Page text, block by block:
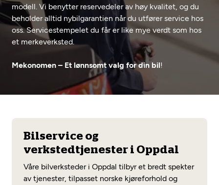
Diagnose/Feilsøking
Se alle (52) tjenester her
Mekonomen Bilkonto
Les mer
Mekonomen Fleet
Fritt verkstedvalg
Lønnsomt valg
Nybilgaranti og fabrikkgaranti
Opprett en konto
modell. Vi benytter reservedeler av høy kvalitet, og du
beholder alltid nybilgarantien når du utfører service hos
oss. Servicestempelet du får er like mye verdt som hos
et merkeverksted.
Mekonomen – Et lønnsomt valg for din bil!
Bilservice og
verkstedtjenester i Oppdal
Våre bilverksteder i Oppdal tilbyr et bredt spekter
av tjenester, tilpasset norske kjøreforhold og